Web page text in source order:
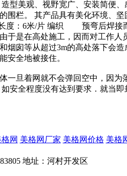
美观、视野宽广、安装简便、
栏。 其产品具有美化环境、
长度：6米/片 编织 预弯后焊接
是在高处施工，因而对工作人
囱等从超过3m的高处落下会
能安全地被接住。
一旦着网就不会弹回空中，因为
全程度没有达到要求．就当即
网 美格网厂家 美格网价格 美格
地址：河村开发区